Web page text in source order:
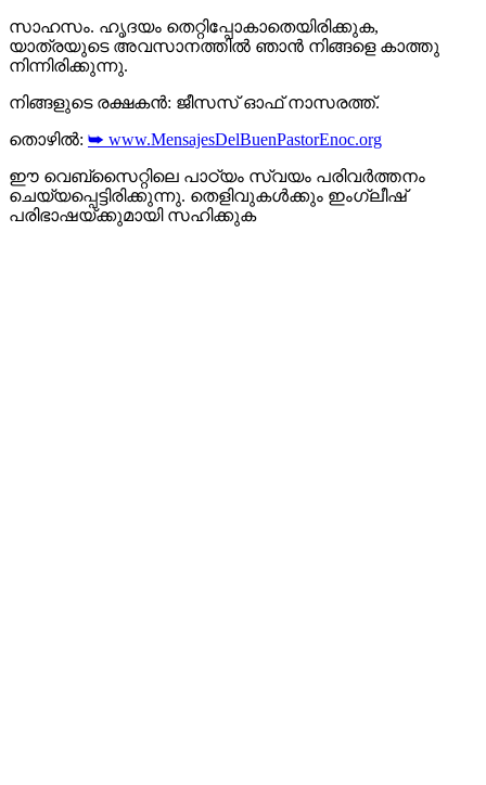
സാഹസം. ഹൃദയം തെറ്റിപ്പോകാതെയിരിക്കുക,
യാത്രയുടെ അവസാനത്തില്‍ ഞാൻ നിങ്ങളെ കാത്തു
നിന്നിരിക്കുന്നു.
നിങ്ങളുടെ രക്ഷകൻ: ജീസസ് ഓഫ് നാസരത്ത്.
തൊഴിൽ: ➥ www.MensajesDelBuenPastorEnoc.org
ഈ വെബ്സൈറ്റിലെ പാഠ്യം സ്വയം പരിവർത്തനം
ചെയ്യപ്പെട്ടിരിക്കുന്നു. തെളിവുകൾക്കും ഇംഗ്ലീഷ്
പരിഭാഷയ്ക്കുമായി സഹിക്കുക